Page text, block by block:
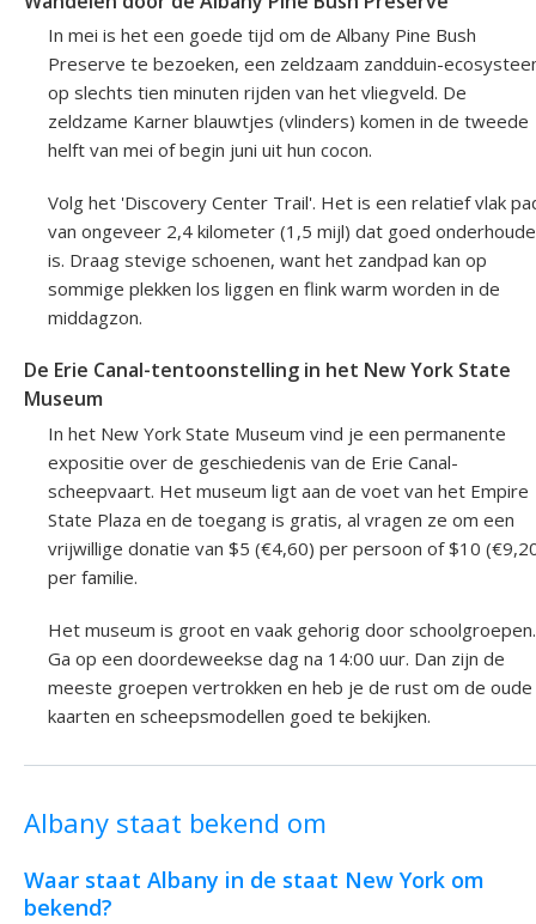
In mei is het een goede tijd om de Albany Pine Bush
Preserve te bezoeken, een zeldzaam zandduin-
op slechts tien minuten rijden van het vliegveld. De
zeldzame Karner blauwtjes (vlinders) komen in de tweede
helft van mei of begin juni uit hun cocon.
Volg het 'Discovery Center Trail'. Het is een relatief vlak
van ongeveer 2,4 kilometer (1,5 mijl) dat goed
is. Draag stevige schoenen, want het zandpad kan op
sommige plekken los liggen en flink warm worden in de
middagzon.
De Erie Canal-tentoonstelling in het New York State
Museum
In het New York State Museum vind je een permanente
expositie over de geschiedenis van de Erie Canal-
scheepvaart. Het museum ligt aan de voet van het Empire
State Plaza en de toegang is gratis, al vragen ze om een
vrijwillige donatie van $5 (€4,60) per persoon of $10
per familie.
Het museum is groot en vaak gehorig door schoolgroepen.
Ga op een doordeweekse dag na 14:00 uur. Dan zijn de
meeste groepen vertrokken en heb je de rust om de oude
kaarten en scheepsmodellen goed te bekijken.
Albany staat bekend om
Waar staat Albany in de staat New York om
bekend?